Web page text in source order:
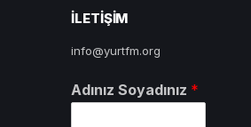
ILETIŞIM
info@yurtfm.org
Adınız Soyadınız *